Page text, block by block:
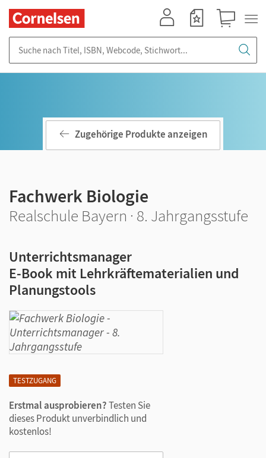
TESTZUGANG
Erstmal ausprobieren?Testen Sie
dieses Produkt unverbindlich und
kostenlos!
Zugehörige Produkte anzeigen
Fachwerk Biologie
Realschule Bayern · 8. Jahrgangsstufe
Unterrichtsmanager
E-Book mit Lehrkräftematerialien und
Planungstools